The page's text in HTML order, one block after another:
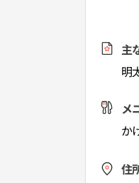
主
明
メ
か
住